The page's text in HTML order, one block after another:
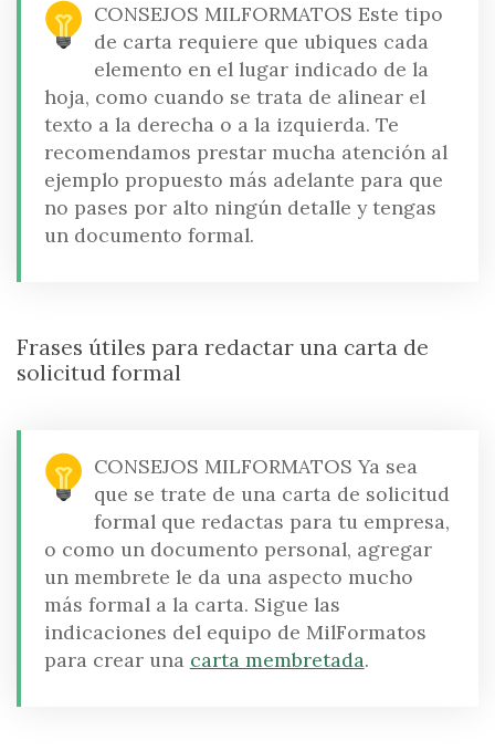
CONSEJOS MILFORMATOS Este tipo
de carta requiere que ubiques cada
elemento en el lugar indicado de la
hoja, como cuando se trata de alinear el
texto a la derecha o a la izquierda. Te
recomendamos prestar mucha atención al
ejemplo propuesto más adelante para que
no pases por alto ningún detalle y tengas
un documento formal.
Frases útiles para redactar una carta de
solicitud formal
CONSEJOS MILFORMATOS Ya sea
que se trate de una carta de solicitud
formal que redactas para tu empresa,
o como un documento personal, agregar
un membrete le da una aspecto mucho
más formal a la carta. Sigue las
indicaciones del equipo de MilFormatos
para crear una carta membretada.